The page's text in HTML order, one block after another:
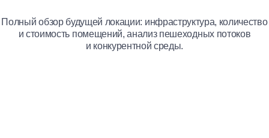
Полный обзор будущей локации: инфраструктура, количество
и стоимость помещений, анализ пешеходных потоков
и конкурентной среды.